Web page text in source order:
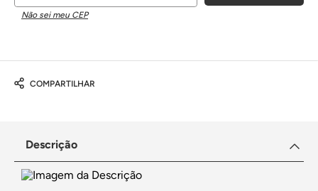
Não sei meu CEP
COMPARTILHAR
Descrição